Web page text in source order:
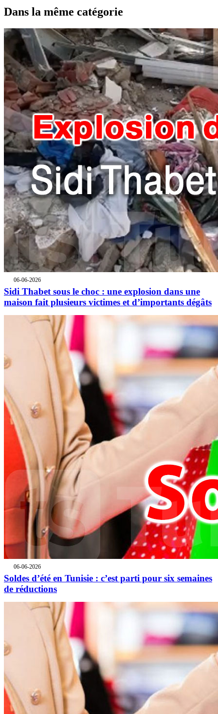
Dans la même catégorie
06-06-2026
Sidi Thabet sous le choc : une explosion dans une
maison fait plusieurs victimes et d’importants dégâts
06-06-2026
Soldes d’été en Tunisie : c’est parti pour six semaines
de réductions